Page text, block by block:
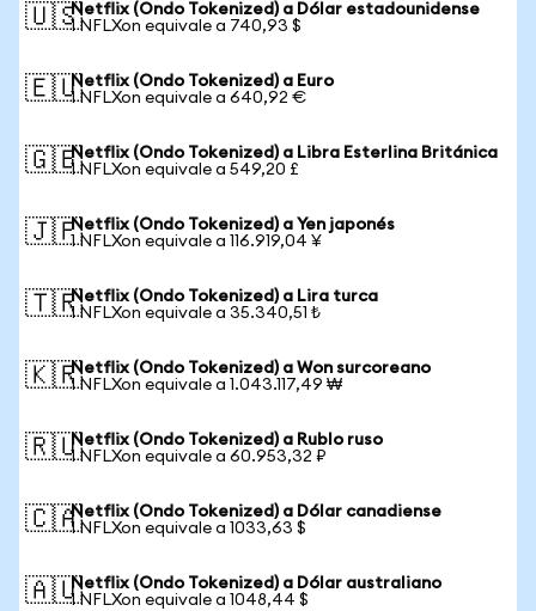
🇺🇸Netflix (Ondo Tokenized) a Dólar estadounidense
1 NFLXon equivale a 740,93 $
🇪🇺Netflix (Ondo Tokenized) a Euro
1 NFLXon equivale a 640,92 €
🇬🇧Netflix (Ondo Tokenized) a Libra Esterlina Británica
1 NFLXon equivale a 549,20 £
🇯🇵Netflix (Ondo Tokenized) a Yen japonés
1 NFLXon equivale a 116.919,04 ¥
🇹🇷Netflix (Ondo Tokenized) a Lira turca
1 NFLXon equivale a 35.340,51 ₺
🇰🇷Netflix (Ondo Tokenized) a Won surcoreano
1 NFLXon equivale a 1.043.117,49 ₩
🇷🇺Netflix (Ondo Tokenized) a Rublo ruso
1 NFLXon equivale a 60.953,32 ₽
🇨🇦Netflix (Ondo Tokenized) a Dólar canadiense
1 NFLXon equivale a 1033,63 $
🇦🇺Netflix (Ondo Tokenized) a Dólar australiano
1 NFLXon equivale a 1048,44 $